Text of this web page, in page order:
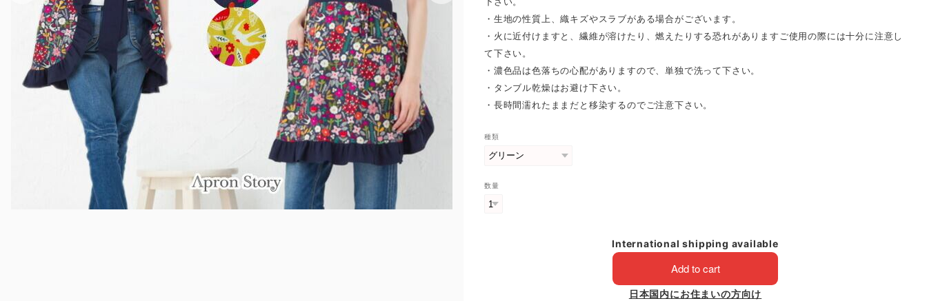
・生地の性質上、織キズやスラブがある場合がございます。
・火に近付けますと、繊維が溶けたり、燃えたりする恐れがありますご使用の際には十分に注意し
て下さい。
・濃色品は色落ちの心配がありますので、単独で洗って下さい。
・タンブル乾燥はお避け下さい。
・長時間濡れたままだと移染するのでご注意下さい。
種類
数量
International shipping available
Add to cart
日本国内にお住まいの方向け